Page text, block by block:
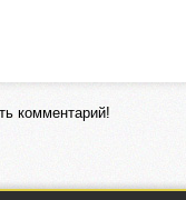
комментарий!